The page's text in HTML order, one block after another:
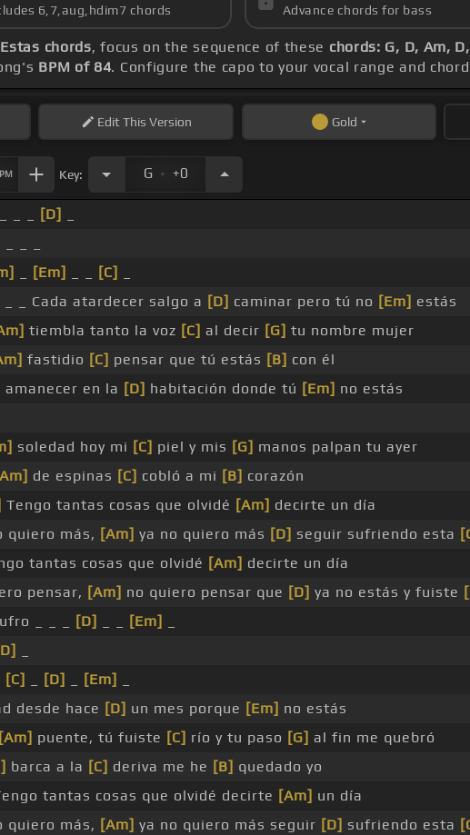
6,7,aug,hdim7 chords Advance chords for bass
chords, focus on the sequence of these chords: G, D, Am,
BPM of 84. Configure the capo to your vocal range and
EditThis Version Gold
Key: G . +0
[D]
[Em] [C]
_ _ Cada atardecer salgo a [D] caminar pero tú no [Em] estás
tiembla tanto la voz [C] al decir [G] tu nombre mujer
fastidio [C] pensar que tú estás [B] con él
amanecer en la [D] habitación donde tú [Em] no estás
soledad hoy mi [C] piel y mis [G] manos palpan tu ayer
de espinas [C] cobló a mi [B] corazón
Tengo tantas cosas que olvidé [Am] decirte un día
quiero más, [Am] ya no quiero más [D] seguir sufriendo esta
tantas cosas que olvidé [Am] decirte un día
pensar, [Am] no quiero pensar que [D] ya no estás y fuiste
_ _ _ [D] [Em]
[C] [D] [Em]
desde hace [D] un mes porque [Em] no estás
[Am] puente, tú fuiste [C] río y tu paso [G] al fin me quebró
barca a la [C] deriva me he [B] quedado yo
tantas cosas que olvidé decirte [Am] un día
quiero más, [Am] ya no quiero más seguir [D] sufriendo esta